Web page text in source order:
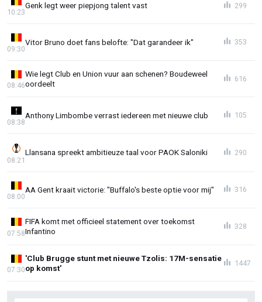
Genk legt weer piepjong talent vast
10:23
299
Vitor Bruno doet fans belofte: "Dat garandeer ik"
09:30
353
Wie legt Club en Union vuur aan schenen? Boudeweel
oordeelt
08:46
616
Anthony Limbombe verrast iedereen met nieuwe club
08:38
105
Llansana spreekt ambitieuze taal voor PAOK Saloniki
08:21
290
AA Gent kraait victorie: "Buffalo's beste optie voor mij"
08:00
316
FIFA komt met officieel statement over toekomst
Infantino
07:58
328
'Club Brugge stunt met nieuwe Tzolis: 17M-sensatie
op komst'
07:30
1447